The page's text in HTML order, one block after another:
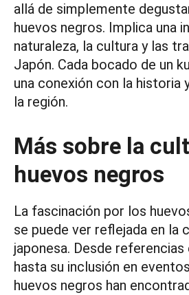
allá de simplemente
huevos negros. Implica una
naturaleza, la cultura y las
Japón. Cada bocado de un
una conexión con la historia
la región.
Más sobre la
huevos negros
La fascinación por los
se puede ver reflejada en la
japonesa. Desde
hasta su inclusión en
huevos negros han